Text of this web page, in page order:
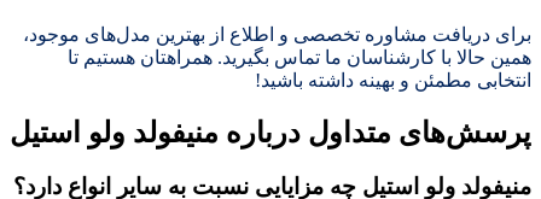
برای دریافت مشاوره تخصصی و اطلاع از بهترین مدل‌های موجود،
همین حالا با کارشناسان ما تماس بگیرید. همراهتان هستیم تا
انتخابی مطمئن و بهینه داشته باشید!
پرسش‌های متداول درباره منیفولد ولو استیل
منیفولد ولو استیل چه مزایایی نسبت به سایر انواع دارد؟